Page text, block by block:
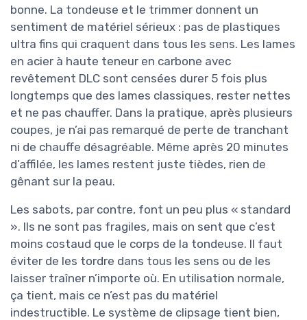
bonne. La tondeuse et le trimmer donnent un
sentiment de matériel sérieux : pas de plastiques
ultra fins qui craquent dans tous les sens. Les lames
en acier à haute teneur en carbone avec
revêtement DLC sont censées durer 5 fois plus
longtemps que des lames classiques, rester nettes
et ne pas chauffer. Dans la pratique, après plusieurs
coupes, je n’ai pas remarqué de perte de tranchant
ni de chauffe désagréable. Même après 20 minutes
d’affilée, les lames restent juste tièdes, rien de
gênant sur la peau.
Les sabots, par contre, font un peu plus « standard
». Ils ne sont pas fragiles, mais on sent que c’est
moins costaud que le corps de la tondeuse. Il faut
éviter de les tordre dans tous les sens ou de les
laisser traîner n’importe où. En utilisation normale,
ça tient, mais ce n’est pas du matériel
indestructible. Le système de clipsage tient bien,